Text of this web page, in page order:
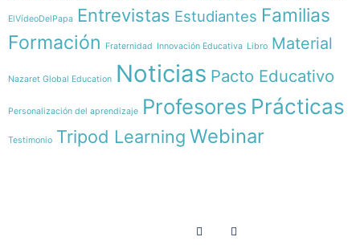
ElVídeoDelPapa Entrevistas Estudiantes Familias
Formación
Fraternidad Innovación Educativa Libro Material
Nazaret Global Education Noticias Pacto Educativo
Personalización del aprendizaje Profesores Prácticas
Testimonio Tripod Learning Webinar